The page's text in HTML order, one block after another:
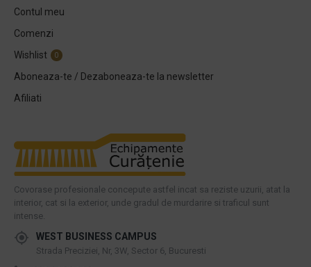
Contul meu
Comenzi
Wishlist
0
Aboneaza-te / Dezaboneaza-te la newsletter
Afiliati
Covorase profesionale concepute astfel incat sa reziste uzurii, atat la
interior, cat si la exterior, unde gradul de murdarire si traficul sunt
intense.
WEST BUSINESS CAMPUS
Strada Preciziei, Nr, 3W, Sector 6, Bucuresti